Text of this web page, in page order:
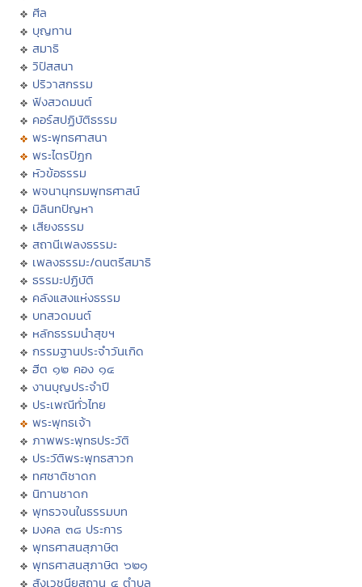
ศีล
บุญทาน
สมาธิ
วิปัสสนา
ปริวาสกรรม
ฟังสวดมนต์
คอร์สปฏิบัติธรรม
พระพุทธศาสนา
พระไตรปิฏก
หัวข้อธรรม
พจนานุกรมพุทธศาสน์
มิลินทปัญหา
เสียงธรรม
สถานีเพลงธรรมะ
เพลงธรรมะ/ดนตรีสมาธิ
ธรรมะปฏิบัติ
คลังแสงแห่งธรรม
บทสวดมนต์
หลักธรรมนำสุขฯ
กรรมฐานประจำวันเกิด
ฮีต ๑๒ คอง ๑๔
งานบุญประจำปี
ประเพณีทั่วไทย
พระพุทธเจ้า
ภาพพระพุทธประวัติ
ประวัติพระพุทธสาวก
ทศชาติชาดก
นิทานชาดก
พุทธวจนในธรรมบท
มงคล ๓๘ ประการ
พุทธศาสนสุภาษิต
พุทธศาสนสุภาษิต ๖๒๑
สังเวชนียสถาน ๔ ตำบล